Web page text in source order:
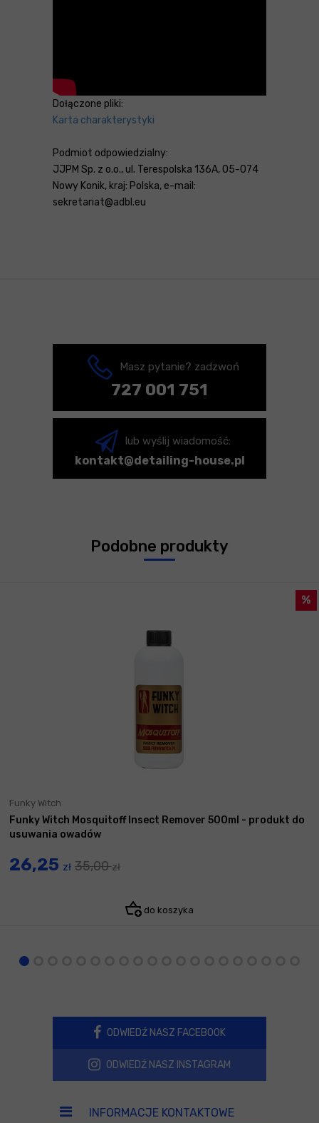
Dołączone pliki:
Karta charakterystyki
Podmiot odpowiedzialny:
JJPM Sp. z o.o., ul. Terespolska 136A, 05-074
Nowy Konik, kraj: Polska, e-mail:
sekretariat@adbl.eu
Masz pytanie? zadzwoń
727 001 751
lub wyślij wiadomość:
kontakt@detailing-house.pl
Podobne produkty
Funky Witch
Funky Witch Mosquitoff Insect Remover 500ml - produkt do
usuwania owadów
26,25 zł 35,00zł
do koszyka
ODWIEDŹ NASZ FACEBOOK
ODWIEDŹ NASZ INSTAGRAM
INFORMACJE KONTAKTOWE